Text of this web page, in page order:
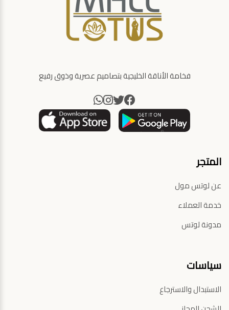
فخامة الأناقة الخليجية بتصاميم عصرية وذوق رفيع
المتجر
عن لوتس مول
خدمة العملاء
مدونة لوتس
سياسات
الاستبدال والاسترجاع